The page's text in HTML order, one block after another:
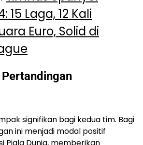
15 Laga, 12 Kali
Euro, Solid di
signifikan bagi kedua tim. Bagi
ini menjadi modal positif